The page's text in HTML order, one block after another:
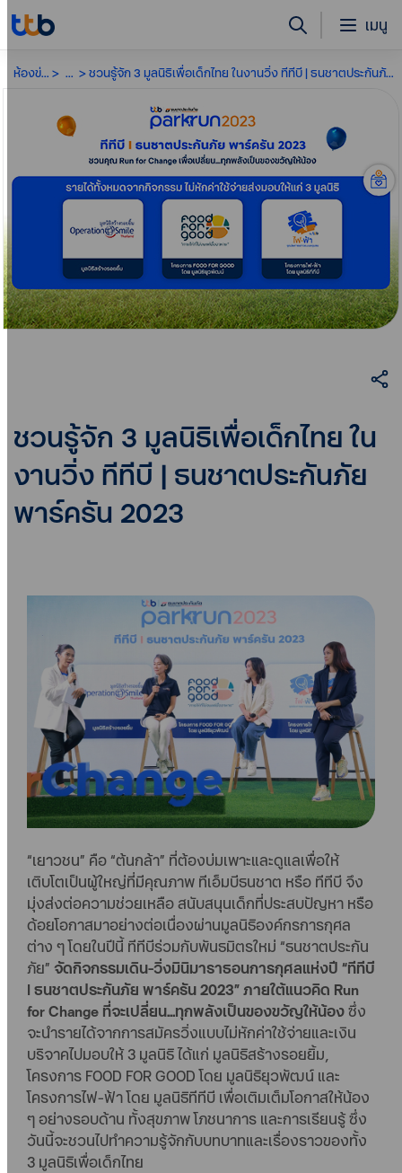
เมนู
ห้องข่าว ... ชวนรู้จัก 3 มูลนิธิเพื่อเด็กไทย ในงานวิ่ง ทีทีบี | ธนชาตประกันภัย พาร์ครัน 2023
ชวนรู้จัก 3 มูลนิธิเพื่อเด็กไทย ใน
งานวิ่ง ทีทีบี | ธนชาตประกันภัย
พาร์ครัน 2023
“เยาวชน” คือ “ต้นกล้า” ที่ต้องบ่มเพาะและดูแลเพื่อให้
เติบโตเป็นผู้ใหญ่ที่มีคุณภาพ ทีเอ็มบีธนชาต หรือ ทีทีบี จึง
มุ่งส่งต่อความช่วยเหลือ สนับสนุนเด็กที่ประสบปัญหา หรือ
ด้อยโอกาสมาอย่างต่อเนื่องผ่านมูลนิธิองค์กรการกุศล
ต่าง ๆ โดยในปีนี้ ทีทีบีร่วมกับพันธมิตรใหม่ “ธนชาตประกัน
ภัย” จัดกิจกรรมเดิน-วิ่งมินิมาราธอนการกุศลแห่งปี “ทีทีบี
l ธนชาตประกันภัย พาร์ครัน 2023” ภายใต้แนวคิด Run
for Change ที่จะเปลี่ยน...ทุกพลังเป็นของขวัญให้น้องซึ่ง
จะนำรายได้จากการสมัครวิ่งแบบไม่หักค่าใช้จ่ายและเงิน
บริจาคไปมอบให้ 3 มูลนิธิ ได้แก่ มูลนิธิสร้างรอยยิ้ม,
โครงการ FOOD FOR GOOD โดย มูลนิธิยุวพัฒน์ และ
โครงการไฟ-ฟ้า โดย มูลนิธิทีทีบี เพื่อเติมเต็มโอกาสให้น้อง
ๆ อย่างรอบด้าน ทั้งสุขภาพ โภชนาการ และการเรียนรู้ ซึ่ง
วันนี้จะชวนไปทำความรู้จักกับบทบาทและเรื่องราวของทั้ง
3 มูลนิธิเพื่อเด็กไทย